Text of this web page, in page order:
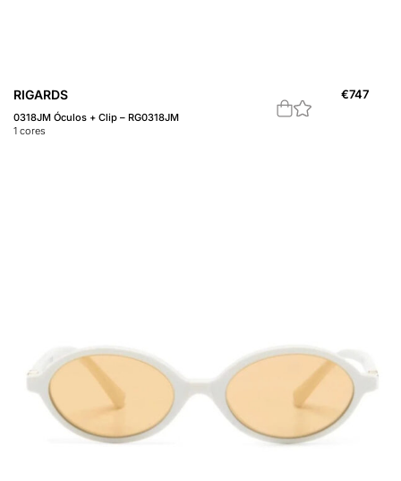
RIGARDS
0318JM Óculos + Clip – RG0318JM
1 cores
€747